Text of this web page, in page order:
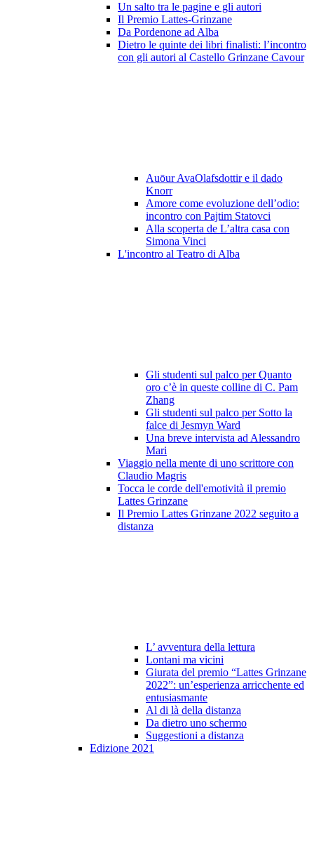
Un salto tra le pagine e gli autori
Il Premio Lattes-Grinzane
Da Pordenone ad Alba
Dietro le quinte dei libri finalisti: l’incontro
con gli autori al Castello Grinzane Cavour
Auōur AvaOlafsdottir e il dado
Knorr
Amore come evoluzione dell’odio:
incontro con Pajtim Statovci
Alla scoperta de L’altra casa con
Simona Vinci
L'incontro al Teatro di Alba
Gli studenti sul palco per Quanto
oro c’è in queste colline di C. Pam
Zhang
Gli studenti sul palco per Sotto la
falce di Jesmyn Ward
Una breve intervista ad Alessandro
Mari
Viaggio nella mente di uno scrittore con
Claudio Magris
Tocca le corde dell'emotività il premio
Lattes Grinzane
Il Premio Lattes Grinzane 2022 seguito a
distanza
L’ avventura della lettura
Lontani ma vicini
Giurata del premio “Lattes Grinzane
2022”: un’esperienza arricchente ed
entusiasmante
Al di là della distanza
Da dietro uno schermo
Suggestioni a distanza
Edizione 2021